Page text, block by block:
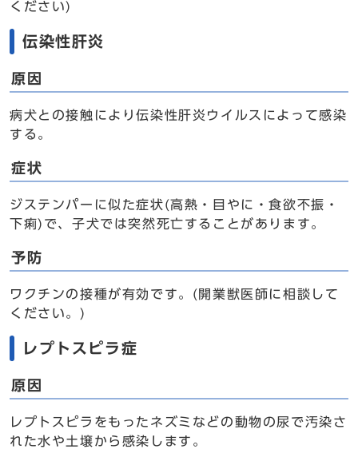
ください)
伝染性肝炎
原因
病犬との接触により伝染性肝炎ウイルスによって感染
する。
症状
ジステンパーに似た症状(高熱・目やに・食欲不振・
下痢)で、子犬では突然死亡することがあります。
予防
ワクチンの接種が有効です。(開業獣医師に相談して
ください。)
レプトスピラ症
原因
レプトスピラをもったネズミなどの動物の尿で汚染さ
れた水や土壌から感染します。